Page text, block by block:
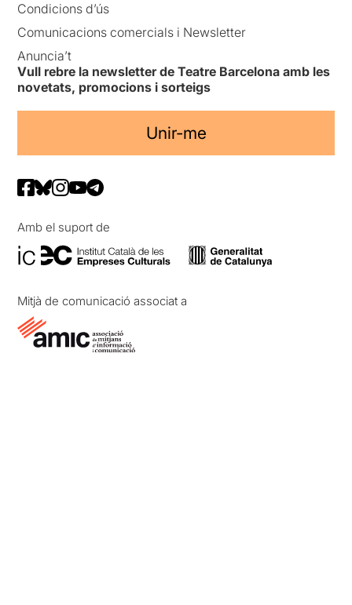
Condicions d’ús
Comunicacions comercials i Newsletter
Anuncia’t
Vull rebre la newsletter de Teatre Barcelona amb les
novetats, promocions i sorteigs
Unir-me
Amb el suport de
Mitjà de comunicació associat a